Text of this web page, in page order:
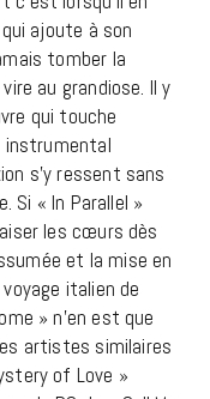
ajoute à son
tomber la
au grandiose. Il y
qui touche
instrumental
s’y ressent sans
Si « In Parallel »
les cœurs dès
et la mise en
italien de
» n’en est que
artistes similaires
of Love »